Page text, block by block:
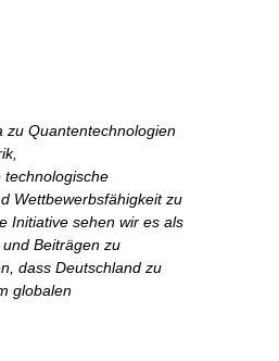
zu Quantentechnologien
technologische
Wettbewerbsfähigkeit zu
Initiative sehen wir es als
Beiträgen zu
dass Deutschland zu
globalen